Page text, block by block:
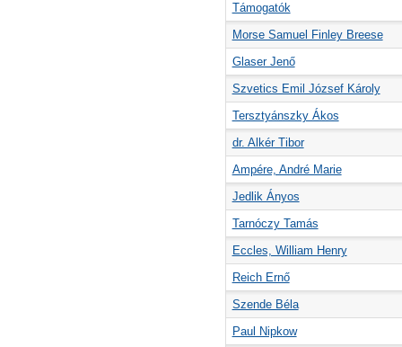
Támogatók
Morse Samuel Finley Breese
Glaser Jenő
Szvetics Emil József Károly
Tersztyánszky Ákos
dr. Alkér Tibor
Ampére, André Marie
Jedlik Ányos
Tarnóczy Tamás
Eccles, William Henry
Reich Ernő
Szende Béla
Paul Nipkow